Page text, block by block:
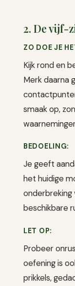
2. De vijf-
ZO DOE JE
Kijk rond en
Merk daarna
smaak op,
BEDOELING:
Je geeft
het huidige
onderbreking
beschikbare
LET OP:
Probeer
oefening is
prikkels,